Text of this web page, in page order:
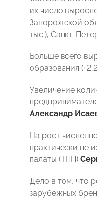
их число
Запорожской
тыс.), Санкт-
Больше всего
образования
Увеличение
Александр
На рост
практически не
палаты (ТПП)
Дело в том, что
зарубежных